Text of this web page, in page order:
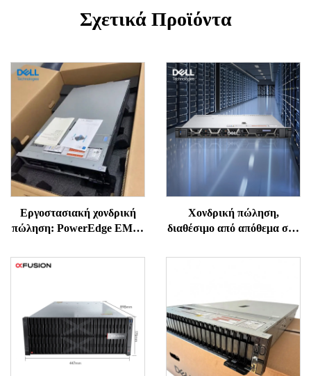
Σχετικά Προϊόντα
Εργοστασιακή χονδρική
πώληση: PowerEdge EMC,
διακομιστές R650, R660,
αποθήκευση στο νέφος,
διακομιστές Intel ERP
Χονδρική πώληση,
διαθέσιμο από απόθεμα στη
ράφι 1U, Dell
Precision Xeon διακομιστής